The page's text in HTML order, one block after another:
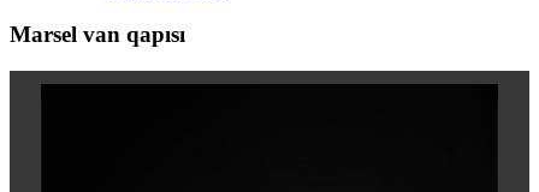
Marsel van qapısı